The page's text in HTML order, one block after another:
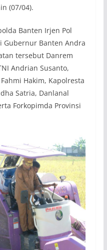
(07/04).
Banten Irjen Pol
Gubernur Banten Andra
tersebut Danrem
Andrian Susanto,
Hakim, Kapolresta
Satria, Danlanal
Forkopimda Provinsi